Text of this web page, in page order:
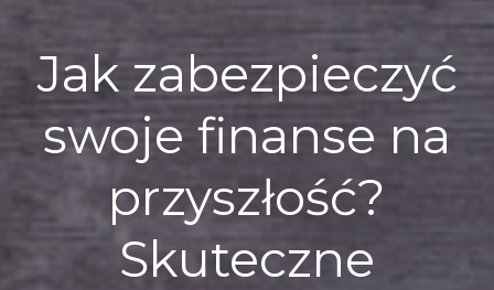
Jak zabezpieczyć
swoje finanse na
przyszłość?
Skuteczne